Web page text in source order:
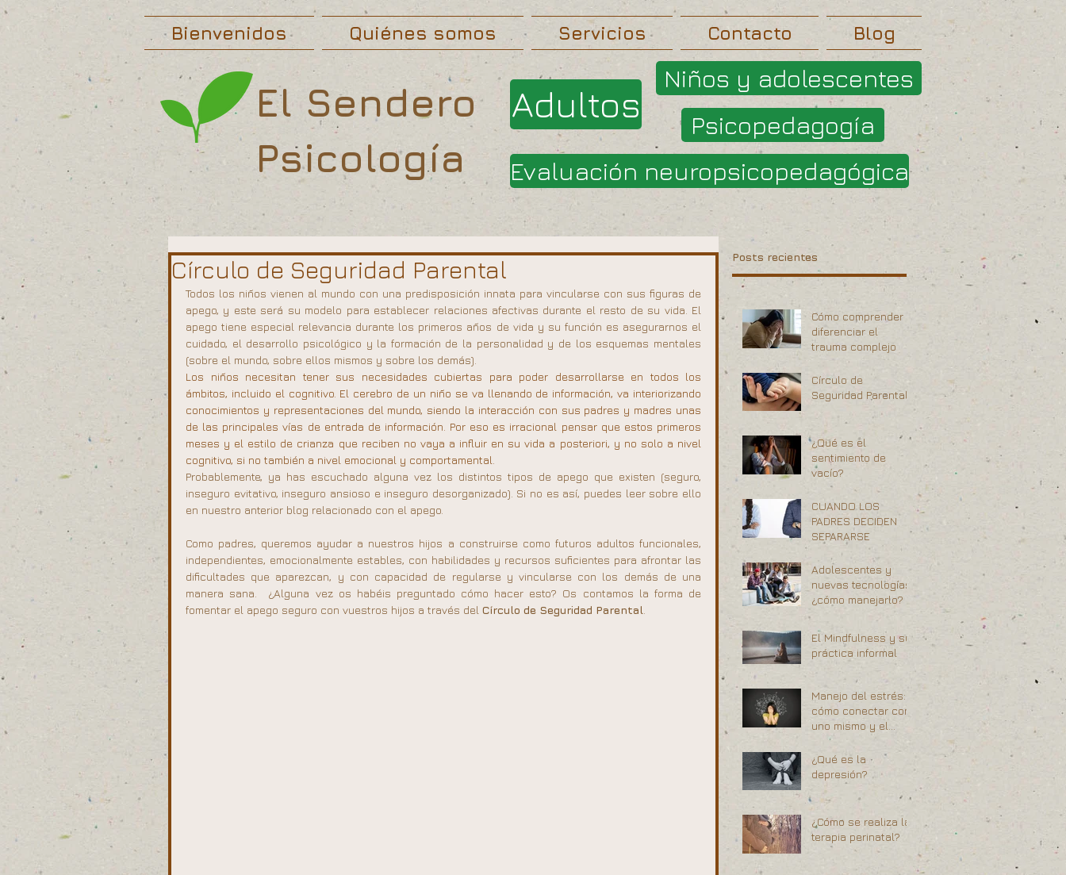
Bienvenidos Quiénes somos Servicios Contacto Blog
El Sendero
Psicología
Adultos
Niños y adolescentes
Psicopedagogía
Evaluación neuropsicopedagógica
Círculo de Seguridad Parental
Todos los niños vienen al mundo con una predisposición innata para vincularse con sus figuras de
apego, y este será su modelo para establecer relaciones afectivas durante el resto de su vida. El
apego tiene especial relevancia durante los primeros años de vida y su función es asegurarnos el
cuidado, el desarrollo psicológico y la formación de la personalidad y de los esquemas mentales
(sobre el mundo, sobre ellos mismos y sobre los demás).
Los niños necesitan tener sus necesidades cubiertas para poder desarrollarse en todos los
ámbitos, incluido el cognitivo. El cerebro de un niño se va llenando de información, va interiorizando
conocimientos y representaciones del mundo, siendo la interacción con sus padres y madres unas
de las principales vías de entrada de información. Por eso es irracional pensar que estos primeros
meses y el estilo de crianza que reciben no vaya a influir en su vida a posteriori, y no solo a nivel
cognitivo, si no también a nivel emocional y comportamental.
Probablemente, ya has escuchado alguna vez los distintos tipos de apego que existen (seguro,
inseguro evitativo, inseguro ansioso e inseguro desorganizado). Si no es así, puedes leer sobre ello
en nuestro anterior blog relacionado con el apego.
Como padres, queremos ayudar a nuestros hijos a construirse como futuros adultos funcionales,
independientes, emocionalmente estables, con habilidades y recursos suficientes para afrontar las
dificultades que aparezcan, y con capacidad de regularse y vincularse con los demás de una
manera sana.  ¿Alguna vez os habéis preguntado cómo hacer esto? Os contamos la forma de
fomentar el apego seguro con vuestros hijos a través del Círculo de Seguridad Parental
Posts recientes
Cómo comprender y
diferenciar el
trauma complejo
Círculo de
Seguridad Parental
¿Qué es el
sentimiento de
vacío?
CUANDO LOS
PADRES DECIDEN
SEPARARSE
Adolescentes y
nuevas tecnologías,
¿cómo manejarlo?
El Mindfulness y su
práctica informal
Manejo del estrés:
cómo conectar con
uno mismo y el
momento presente
¿Qué es la
depresión?
¿Cómo se realiza la
terapia perinatal?